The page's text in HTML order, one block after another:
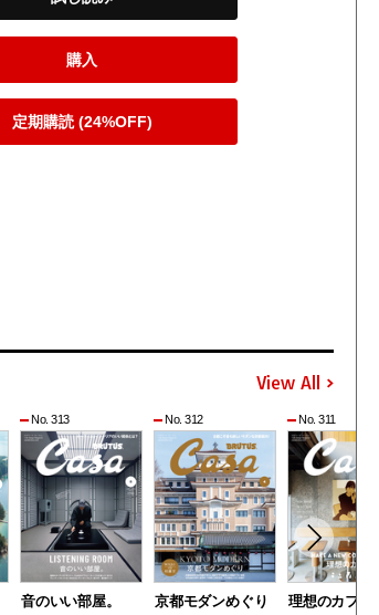
購入
定期購読 (24%OFF)
View All
No. 313
音のいい部屋。
No. 312
京都モダンめぐり
No. 311
理想のカフェ